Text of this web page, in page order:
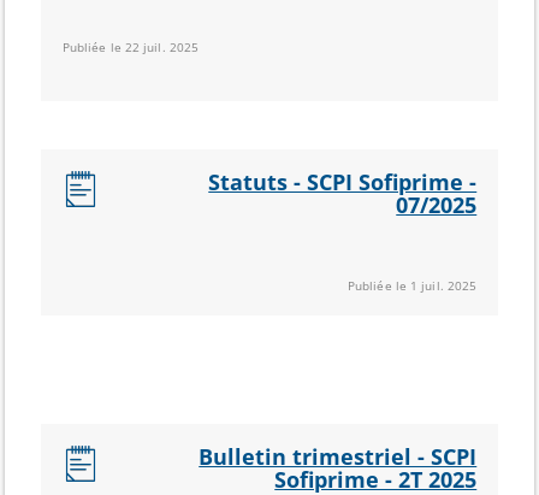
Publiée le 22 juil. 2025
Statuts - SCPI Sofiprime -
07/2025
Publiée le 1 juil. 2025
Bulletin trimestriel - SCPI
Sofiprime - 2T 2025